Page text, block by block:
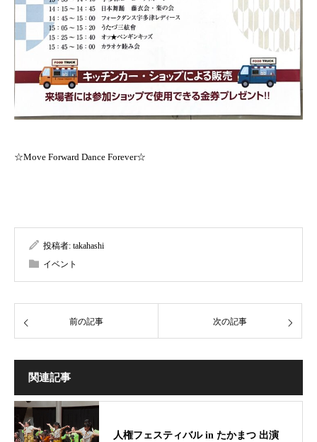
☆Move Forward Dance Forever☆
投稿者: takahashi
イベント
前の記事 次の記事
関連記事
人権フェスティバル in たかまつ 出演